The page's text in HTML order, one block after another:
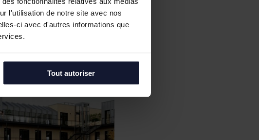
l'utilisation de notre site avec nos
ci avec d'autres informations que
Tout autoriser